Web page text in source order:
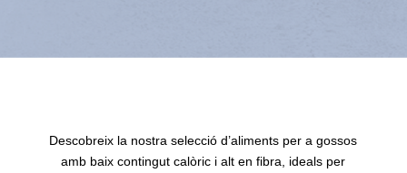
Descobreix la nostra selecció d’aliments per a gossos
amb baix contingut calòric i alt en fibra, ideals per